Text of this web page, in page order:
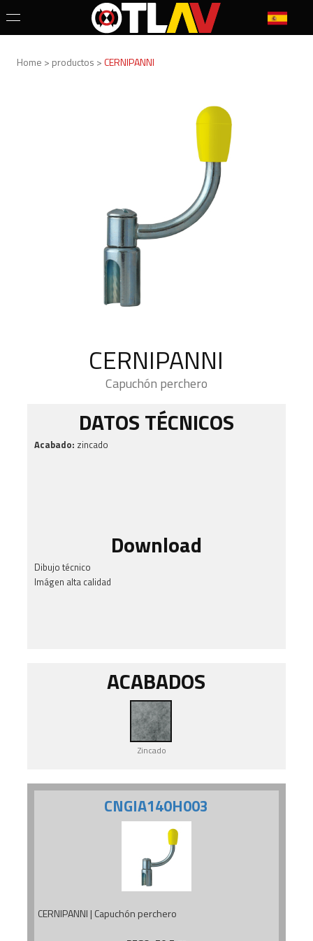
Home > productos >CERNIPANNI
CERNIPANNI
Capuchón perchero
DATOS TÉCNICOS
Acabado: zincado
Download
Dibujo técnico
Imágen alta calidad
ACABADOS
Zincado
CNGIA140H003
CERNIPANNI | Capuchón perchero